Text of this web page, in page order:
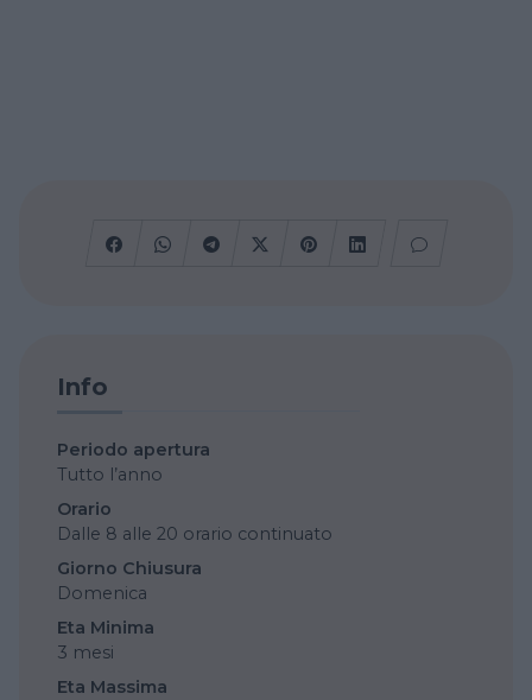
Info
Periodo apertura
Tutto l’anno
Orario
Dalle 8 alle 20 orario continuato
Giorno Chiusura
Domenica
Eta Minima
3 mesi
Eta Massima